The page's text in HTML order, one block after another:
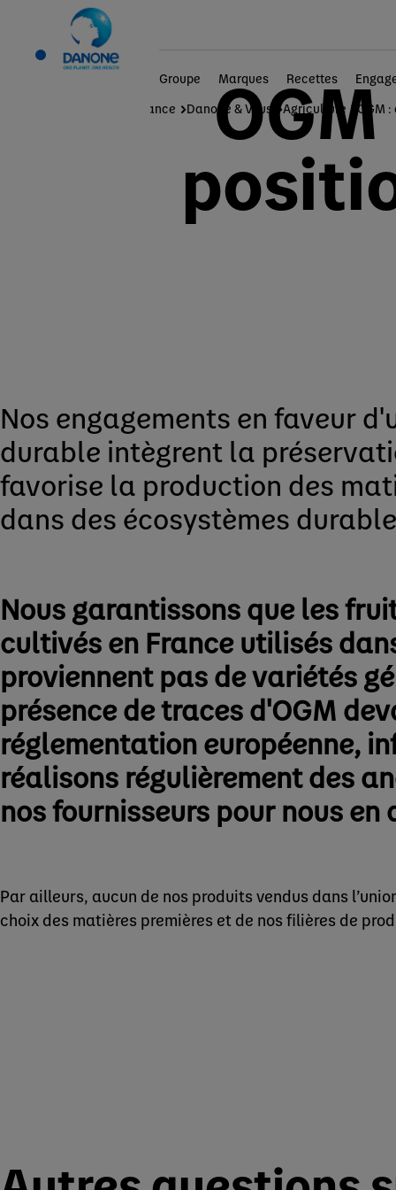
Groupe Marques Recettes
Danone en France
Danone & Vous Agriculture OGM
OGM
Nos engagements en faveur
durable intègrent la
favorise la production des
dans des écosystèmes
Nous garantissons que les
cultivés en France utilisés
proviennent pas de variétés
présence de traces d'OGM
réglementation européenne,
réalisons régulièrement des
nos fournisseurs pour nous en
Par ailleurs, aucun de nos produits vendus dans
choix des matières premières et de nos filières de